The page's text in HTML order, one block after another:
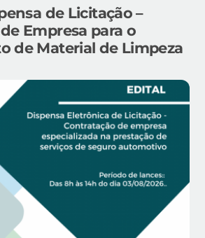
de Licitação –
Empresa para o
de Material de Limpeza